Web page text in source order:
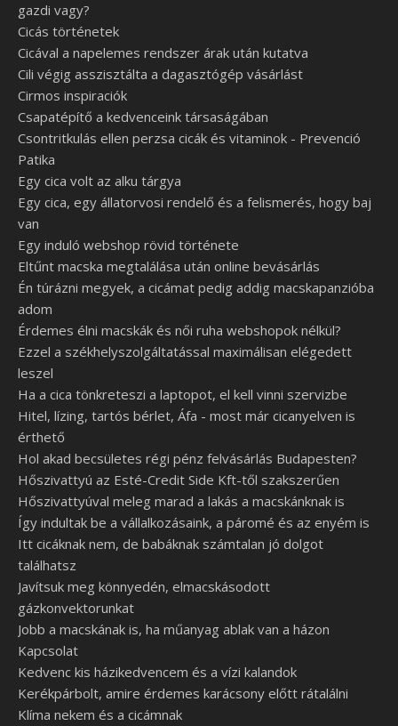
gazdi vagy?
Cicás történetek
Cicával a napelemes rendszer árak után kutatva
Cili végig asszisztálta a dagasztógép vásárlást
Cirmos inspiraciók
Csapatépítő a kedvenceink társaságában
Csontritkulás ellen perzsa cicák és vitaminok - Prevenció
Patika
Egy cica volt az alku tárgya
Egy cica, egy állatorvosi rendelő és a felismerés, hogy baj
van
Egy induló webshop rövid története
Eltűnt macska megtalálása után online bevásárlás
Én túrázni megyek, a cicámat pedig addig macskapanzióba
adom
Érdemes élni macskák és női ruha webshopok nélkül?
Ezzel a székhelyszolgáltatással maximálisan elégedett
leszel
Ha a cica tönkreteszi a laptopot, el kell vinni szervizbe
Hitel, lízing, tartós bérlet, Áfa - most már cicanyelven is
érthető
Hol akad becsületes régi pénz felvásárlás Budapesten?
Hőszivattyú az Esté-Credit Side Kft-től szakszerűen
Hőszivattyúval meleg marad a lakás a macskánknak is
Így indultak be a vállalkozásaink, a páromé és az enyém is
Itt cicáknak nem, de babáknak számtalan jó dolgot
találhatsz
Javítsuk meg könnyedén, elmacskásodott
gázkonvektorunkat
Jobb a macskának is, ha műanyag ablak van a házon
Kapcsolat
Kedvenc kis házikedvencem és a vízi kalandok
Kerékpárbolt, amire érdemes karácsony előtt rátalálni
Klíma nekem és a cicámnak